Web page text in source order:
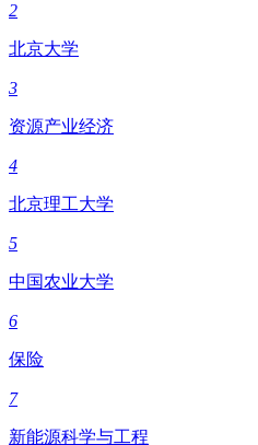
2
北京大学
3
资源产业经济
4
北京理工大学
5
中国农业大学
6
保险
7
新能源科学与工程